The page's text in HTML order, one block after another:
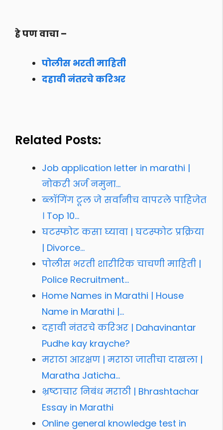
हे पण वाचा –
पोलीस भरती माहिती
दहावी नंतरचे करिअर
Related Posts:
Job application letter in marathi |
नोकरी अर्ज नमुना…
ब्लॉगिंग टूल जे सर्वांनीच वापरले पाहिजेत
। Top 10…
घटस्फोट कसा घ्यावा | घटस्फोट प्रक्रिया
| Divorce…
पोलीस भरती शारीरिक चाचणी माहिती |
Police Recruitment…
Home Names in Marathi | House
Name in Marathi |…
दहावी नंतरचे करिअर | Dahavinantar
Pudhe kay krayche?
मराठा आरक्षण | मराठा जातीचा दाखला |
Maratha Jaticha…
भ्रष्टाचार निबंध मराठी | Bhrashtachar
Essay in Marathi
Online general knowledge test in